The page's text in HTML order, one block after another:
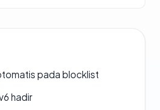
pada blocklist
hadir